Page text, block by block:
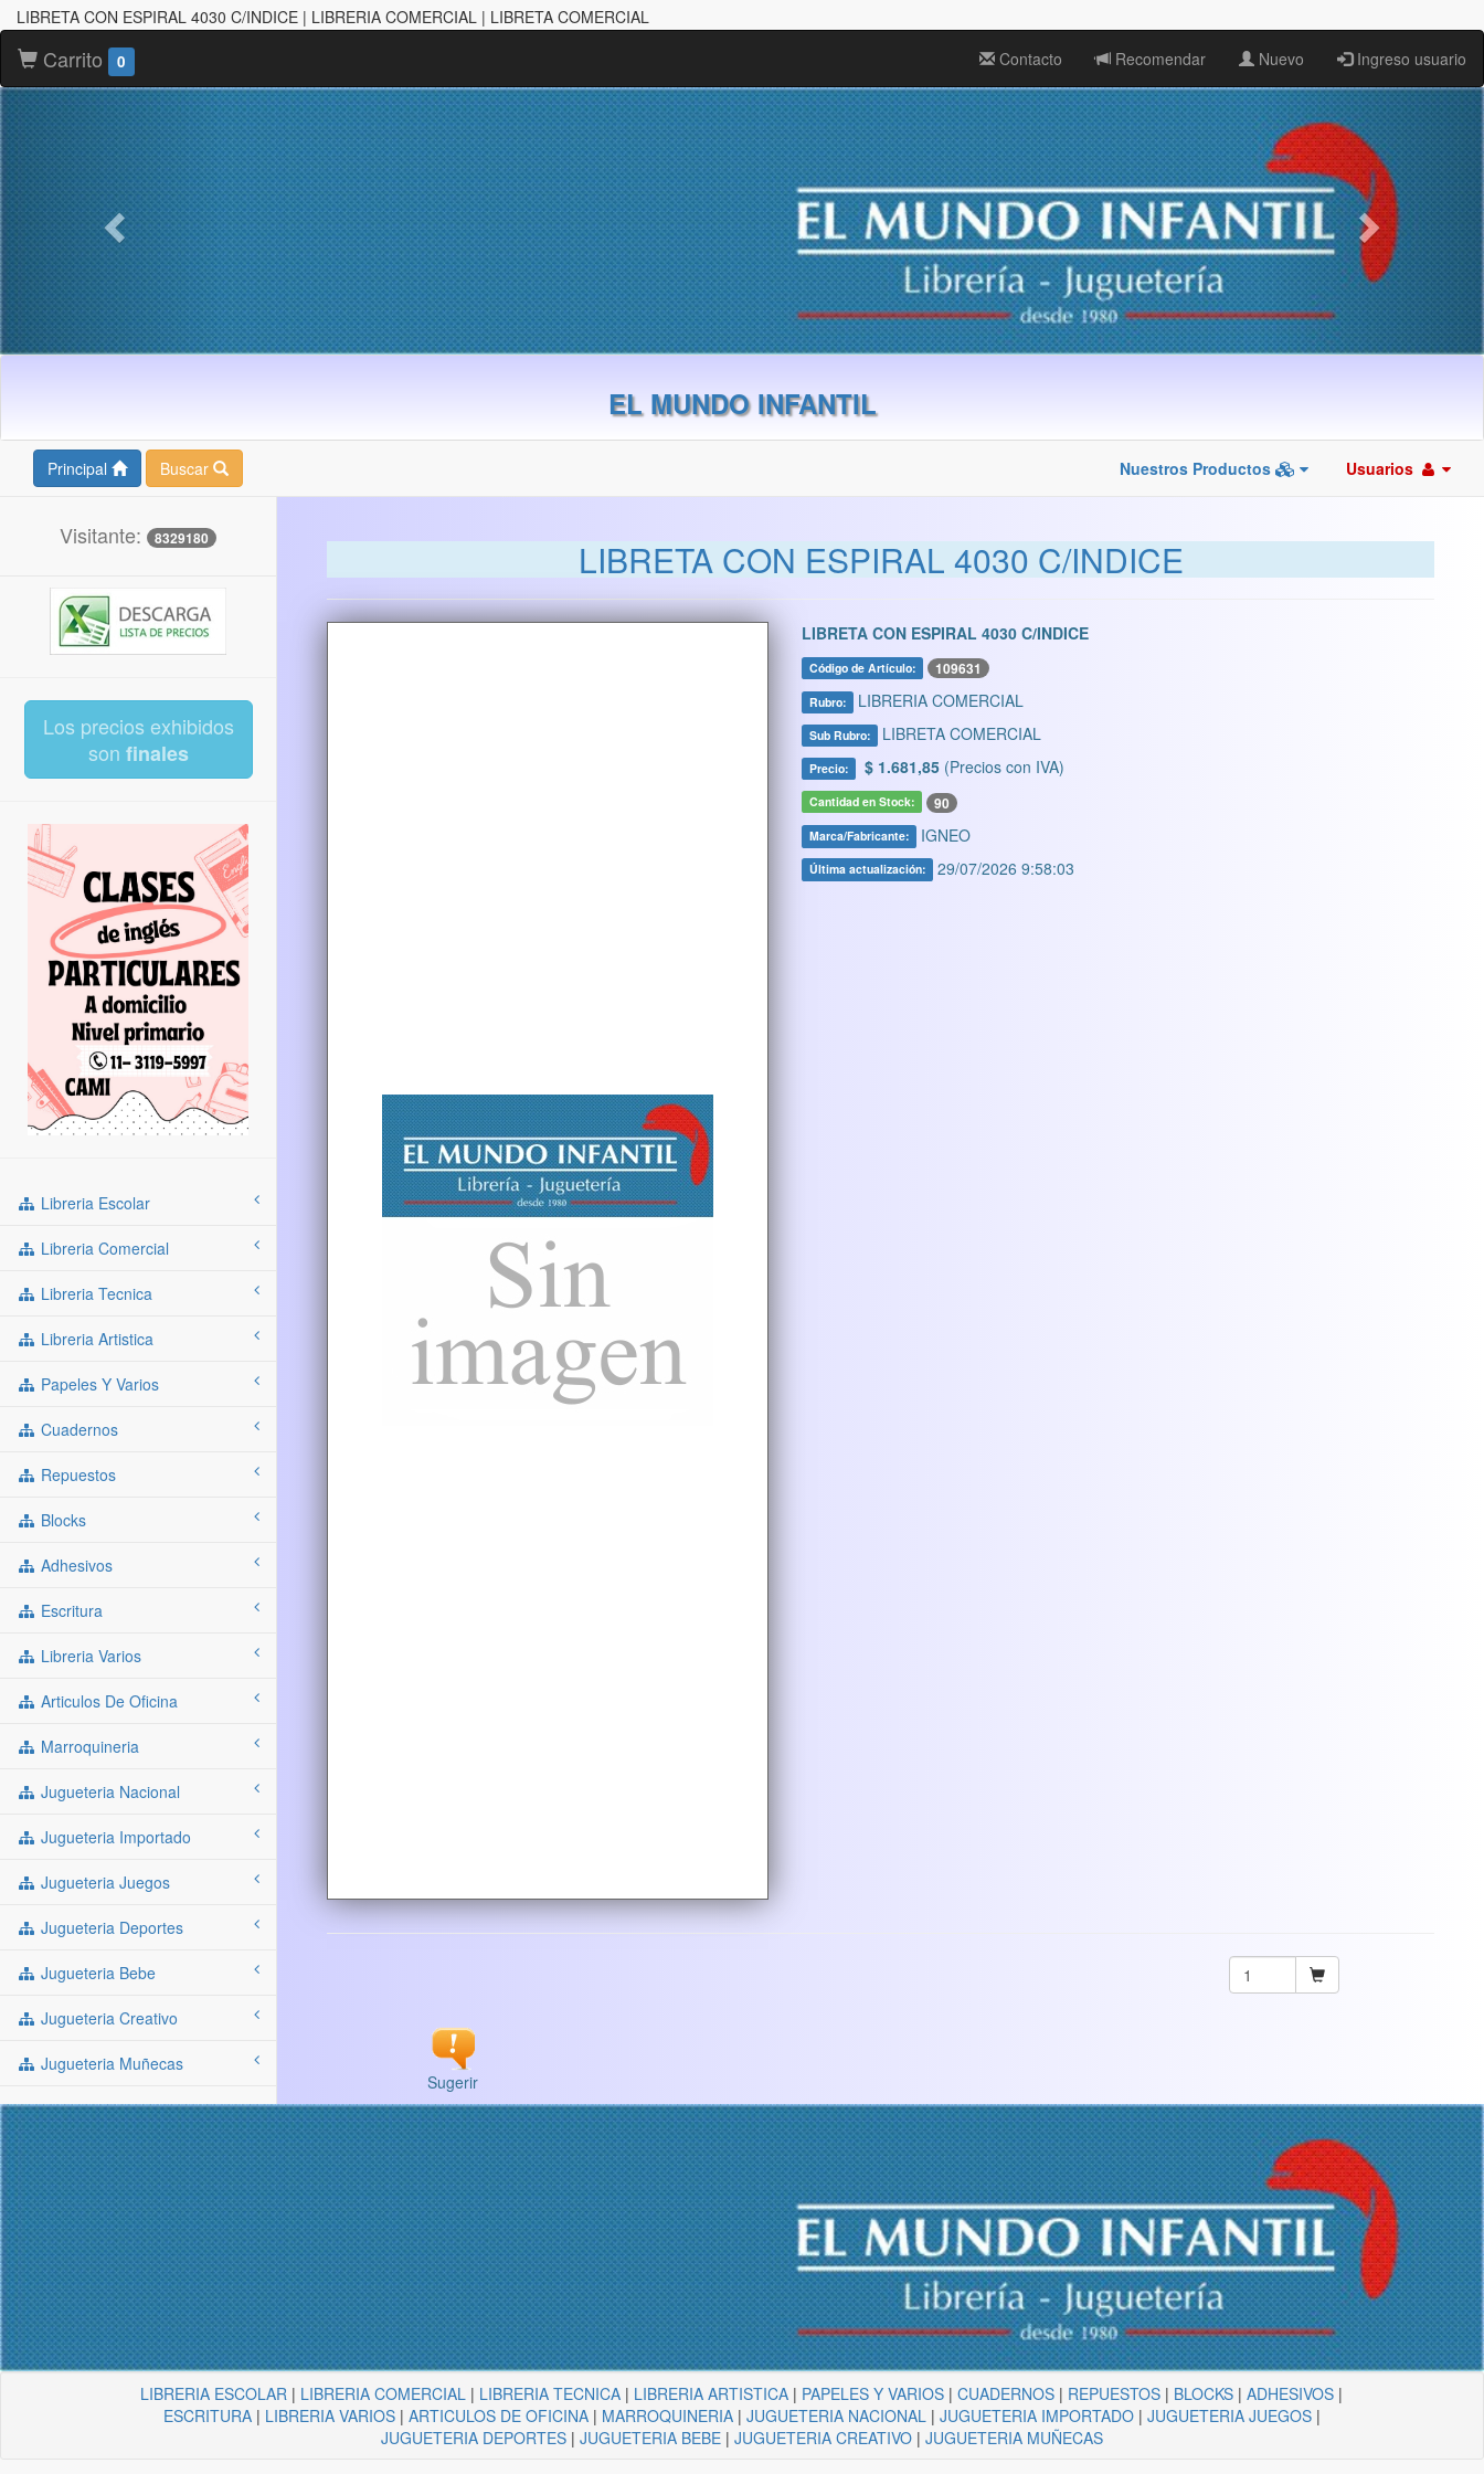
LIBRETA CON ESPIRAL 4030 C/INDICE | LIBRERIA COMERCIAL | LIBRETA COMERCIAL
Carrito 0 Contacto Recomendar Nuevo Ingreso usuario
EL MUNDO INFANTIL
Principal Buscar Nuestros Productos Usuarios
Visitante: 8329180
Los precios exhibidos
son finales
Libreria Escolar
Libreria Comercial
Libreria Tecnica
Libreria Artistica
Papeles Y Varios
Cuadernos
Repuestos
Blocks
Adhesivos
Escritura
Libreria Varios
Articulos De Oficina
Marroquineria
Jugueteria Nacional
Jugueteria Importado
Jugueteria Juegos
Jugueteria Deportes
Jugueteria Bebe
Jugueteria Creativo
Jugueteria Muñecas
LIBRETA CON ESPIRAL 4030 C/INDICE
LIBRETA CON ESPIRAL 4030 C/INDICE
Código de Artículo: 109631
Rubro: LIBRERIA COMERCIAL
Sub Rubro: LIBRETA COMERCIAL
Precio: $ 1.681,85 (Precios con IVA)
Cantidad en Stock: 90
Marca/Fabricante: IGNEO
Última actualización: 29/07/2026 9:58:03
Sugerir
LIBRERIA ESCOLAR | LIBRERIA COMERCIAL | LIBRERIA TECNICA | LIBRERIA ARTISTICA | PAPELES Y VARIOS |CUADERNOS | REPUESTOS | BLOCKS |ADHESIVOS |
ESCRITURA| LIBRERIA VARIOS| ARTICULOS DE OFICINA| MARROQUINERIA| JUGUETERIA NACIONAL | JUGUETERIA IMPORTADO| JUGUETERIA JUEGOS|
JUGUETERIA DEPORTES| JUGUETERIA BEBE| JUGUETERIA CREATIVO| JUGUETERIA MUÑECAS